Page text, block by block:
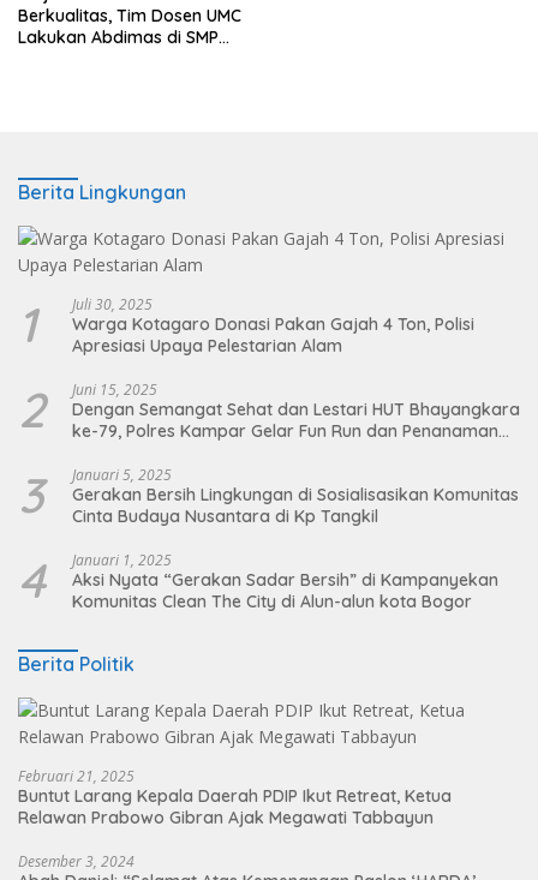
Berkualitas, Tim Dosen UMC
Lakukan Abdimas di SMP
Berita Lingkungan
1 Juli 30, 2025
Warga Kotagaro Donasi Pakan Gajah 4 Ton, Polisi
Apresiasi Upaya Pelestarian Alam
2 Juni 15, 2025
Dengan Semangat Sehat dan Lestari HUT Bhayangkara
ke-79, Polres Kampar Gelar Fun Run dan Penanaman
3 Januari 5, 2025
Gerakan Bersih Lingkungan di Sosialisasikan Komunitas
Cinta Budaya Nusantara di Kp Tangkil
4 Januari 1, 2025
Aksi Nyata “Gerakan Sadar Bersih” di Kampanyekan
Komunitas Clean The City di Alun-alun kota Bogor
Berita Politik
Februari 21, 2025
Buntut Larang Kepala Daerah PDIP Ikut Retreat, Ketua
Relawan Prabowo Gibran Ajak Megawati Tabbayun
Desember 3, 2024